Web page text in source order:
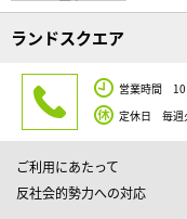
ランドスクエア
営業時間 10
定休日 毎週
ご利用にあたって
反社会的勢力への対応